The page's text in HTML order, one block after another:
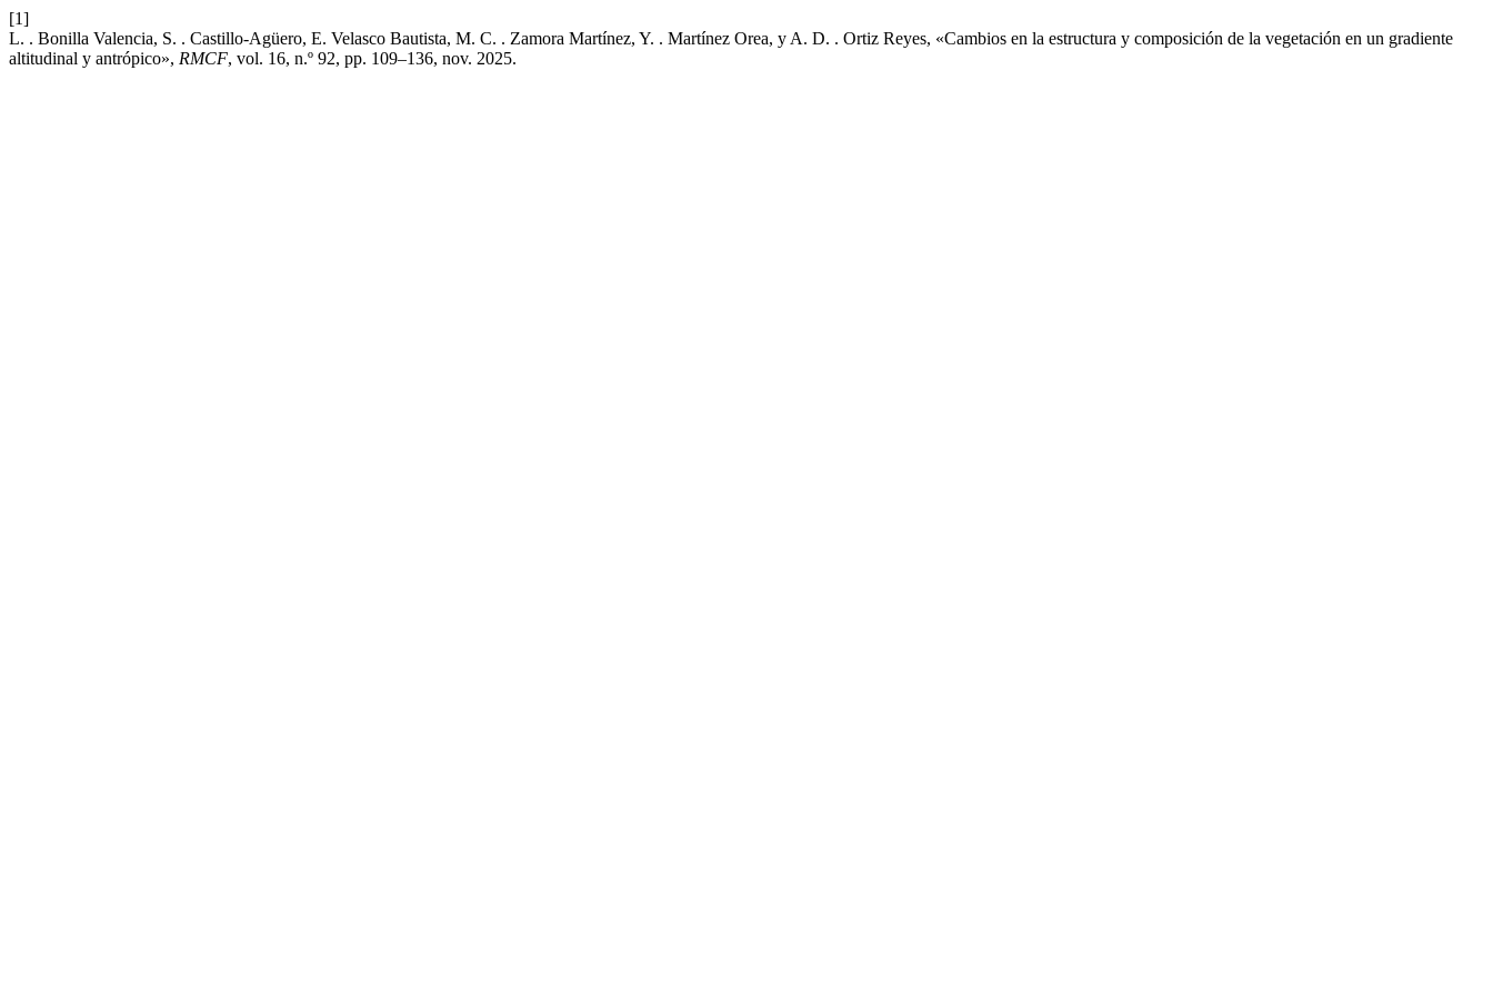
[1]
L. . Bonilla Valencia, S. . Castillo-Agüero, E. Velasco Bautista, M. C. . Zamora Martínez, Y. . Martínez Orea, y A. D. . Ortiz Reyes, «Cambios en la estructura y composición de la vegetación en un gradiente
altitudinal y antrópico», RMCF, vol. 16, n.º 92, pp. 109–136, nov. 2025.